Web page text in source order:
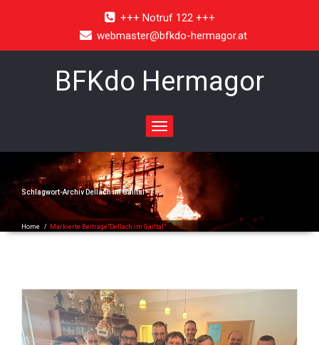
+++ Notruf 122 +++
webmaster@bfkdo-hermagor.at
BFKdo Hermagor
Toggle
navigation
Schlagwort-ArchivDellach im Gailtal
Home / Markierte Beiträge"Dellach im Gailtal"